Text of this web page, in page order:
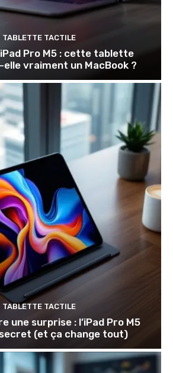
TABLETTE TACTILE
Pro M5 : cette tablette
vraiment un MacBook ?
TABLETTE TACTILE
une surprise : l’iPad Pro M5
(et ça change tout)